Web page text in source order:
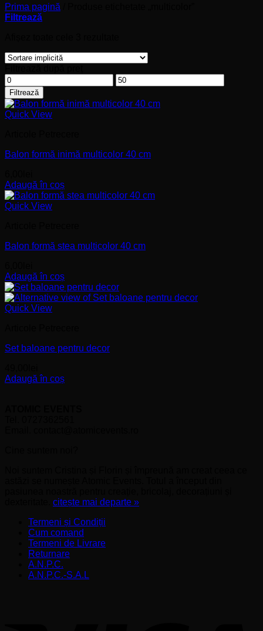
Prima pagină
Filtrează
Preț
minim
Preț
maxim
Filtrează
Quick View
Balon formă inimă multicolor 40 cm
Adaugă în coș
Quick View
Balon formă stea multicolor 40 cm
Adaugă în coș
Quick View
Set baloane pentru decor
Adaugă în coș
citește mai departe »
Termeni și Condiții
Cum comand
Termeni de Livrare
Returnare
A.N.P.C.
A.N.P.C.-S.A.L